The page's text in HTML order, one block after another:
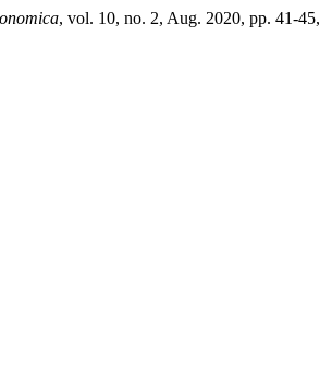
, vol. 10, no. 2, Aug. 2020, pp. 41-45,